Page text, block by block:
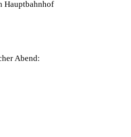
Hauptbahnhof
Abend: